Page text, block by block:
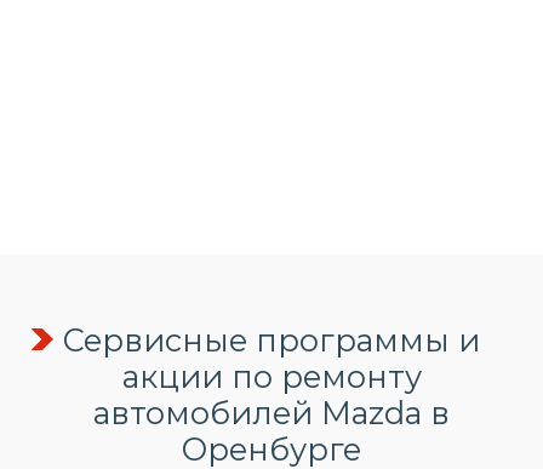
Сервисные программы и
акции по ремонту
автомобилей Mazda в
Оренбурге